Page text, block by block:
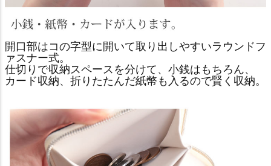
開口部はコの字型に開いて取り出しやすいラウンドフ
ァスナー式。
仕切りで収納スペースを分けて、小銭はもちろん、
カード収納、折りたたんだ紙幣も入るので賢く収納。